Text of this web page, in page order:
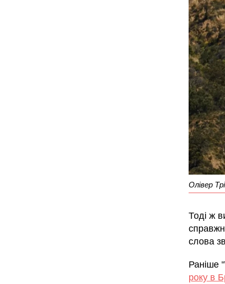
Олівер Трі
Тоді ж
слова
Раніше
року в